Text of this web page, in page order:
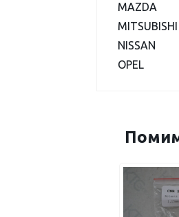
MAZDA
MITSUBISHI
NISSAN
OPEL